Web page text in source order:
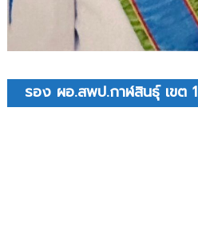
รอง ผอ.สพป.กาฬสินธุ์ เขต 1